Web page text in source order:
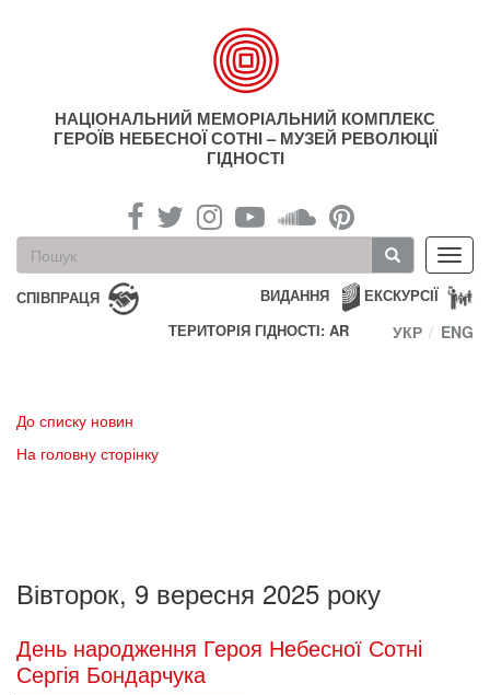
НАЦІОНАЛЬНИЙ МЕМОРІАЛЬНИЙ КОМПЛЕКС
ГЕРОЇВ НЕБЕСНОЇ СОТНІ – МУЗЕЙ РЕВОЛЮЦІЇ
ГІДНОСТІ
Пошукова
форма
Пошук
СПІВПРАЦЯ ЕКСКУРСІЇ
ВИДАННЯ
ТЕРИТОРІЯ ГІДНОСТІ: AR
УКР ENG
До списку новин
На головну сторінку
Вівторок, 9 вересня 2025 року
День народження Героя Небесної Сотні
Сергія Бондарчука